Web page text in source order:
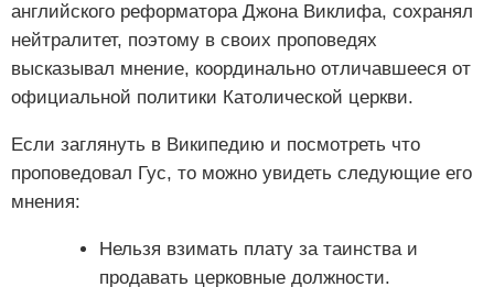
английского реформатора Джона Виклифа, сохранял
нейтралитет, поэтому в своих проповедях
высказывал мнение, координально отличавшееся от
официальной политики Католической церкви.
Если заглянуть в Википедию и посмотреть что
проповедовал Гус, то можно увидеть следующие его
мнения:
Нельзя взимать плату за таинства и
продавать церковные должности.